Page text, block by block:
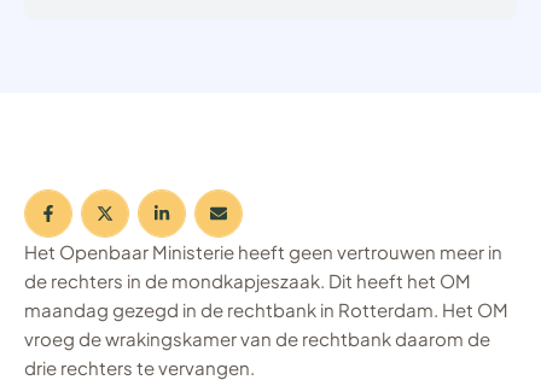
Het Openbaar Ministerie heeft geen vertrouwen meer in
de rechters in de mondkapjeszaak. Dit heeft het OM
maandag gezegd in de rechtbank in Rotterdam. Het OM
vroeg de wrakingskamer van de rechtbank daarom de
drie rechters te vervangen.